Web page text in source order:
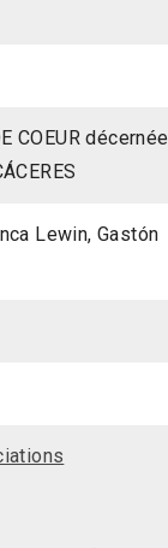
COEUR
Lewin, Gastón